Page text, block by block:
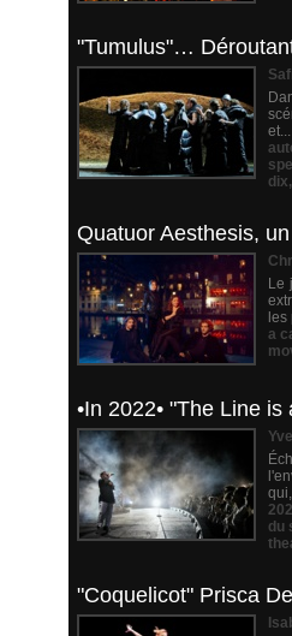
"Tumulus"…
et...
dix,
Quatuor Aesthesis,
Le
les
a
•In 2022• "The Line
du
"Coquelicot" Prisca